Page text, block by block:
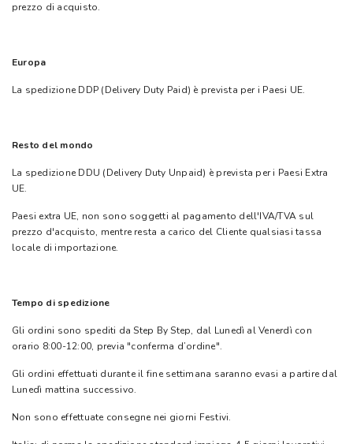
prezzo di acquisto.
Europa
La spedizione DDP (Delivery Duty Paid) è prevista per i Paesi UE.
Resto del mondo
La spedizione DDU (Delivery Duty Unpaid) è prevista per i Paesi Extra
UE.
Paesi extra UE, non sono soggetti al pagamento dell'IVA/TVA sul
prezzo d'acquisto, mentre resta a carico del Cliente qualsiasi tassa
locale di importazione.
Tempo di spedizione
Gli ordini sono spediti da Step By Step, dal Lunedì al Venerdì con
orario 8:00-12:00, previa "conferma d’ordine".
Gli ordini effettuati durante il fine settimana saranno evasi a partire dal
Lunedì mattina successivo.
Non sono effettuate consegne nei giorni Festivi.